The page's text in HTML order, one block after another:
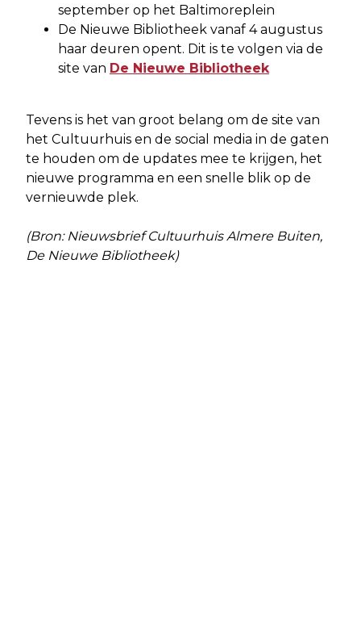
september op het Baltimoreplein
De Nieuwe Bibliotheek vanaf 4 augustus
haar deuren opent. Dit is te volgen via de
site van De Nieuwe Bibliotheek
Tevens is het van groot belang om de site van
het Cultuurhuis en de social media in de gaten
te houden om de updates mee te krijgen, het
nieuwe programma en een snelle blik op de
vernieuwde plek.
(Bron: Nieuwsbrief Cultuurhuis Almere Buiten,
De Nieuwe Bibliotheek)